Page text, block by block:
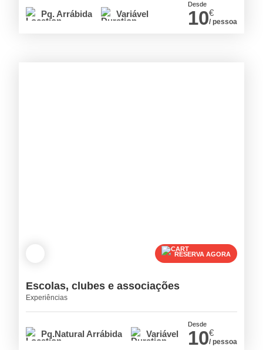
Pq. Arrábida Variável
Desde
10€
/ pessoa
RESERVA AGORA
Escolas, clubes e associações
Experiências
Pq.Natural Arrábida Variável
Desde
10€
/ pessoa